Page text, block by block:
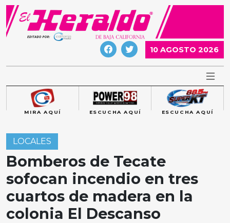
Skip
content
10 AGOSTO 2026
MIRA AQUÍ ESCUCHA AQUÍ ESCUCHA AQUÍ
LOCALES
Bomberos de Tecate
sofocan incendio en tres
cuartos de madera en la
colonia El Descanso